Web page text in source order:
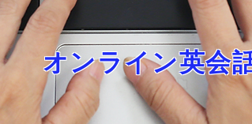
オンライン英会